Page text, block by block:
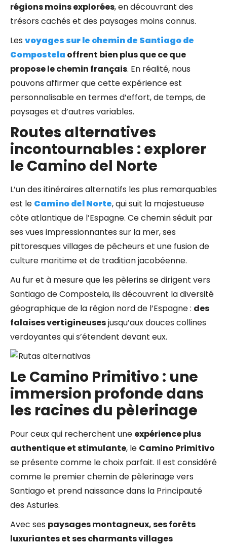
régions moins explorées, en découvrant des
trésors cachés et des paysages moins connus.
Les voyages sur le chemin de Santiago de
Compostela offrent bien plus que ce que
propose le chemin français. En réalité, nous
pouvons affirmer que cette expérience est
personnalisable en termes d’effort, de temps, de
paysages et d’autres variables.
Routes alternatives
incontournables : explorer
le Camino del Norte
L’un des itinéraires alternatifs les plus remarquables
est le Camino del Norte, qui suit la majestueuse
côte atlantique de l’Espagne. Ce chemin séduit par
ses vues impressionnantes sur la mer, ses
pittoresques villages de pêcheurs et une fusion de
culture maritime et de tradition jacobéenne.
Au fur et à mesure que les pèlerins se dirigent vers
Santiago de Compostela, ils découvrent la diversité
géographique de la région nord de l’Espagne : des
falaises vertigineusesjusqu’aux douces collines
verdoyantes qui s’étendent devant eux.
Le Camino Primitivo : une
immersion profonde dans
les racines du pèlerinage
Pour ceux qui recherchent une expérience plus
authentique et stimulante, le Camino Primitivo
se présente comme le choix parfait. Il est considéré
comme le premier chemin de pèlerinage vers
Santiago et prend naissance dans la Principauté
des Asturies.
Avec ses paysages montagneux, ses forêts
luxuriantes et ses charmants villages